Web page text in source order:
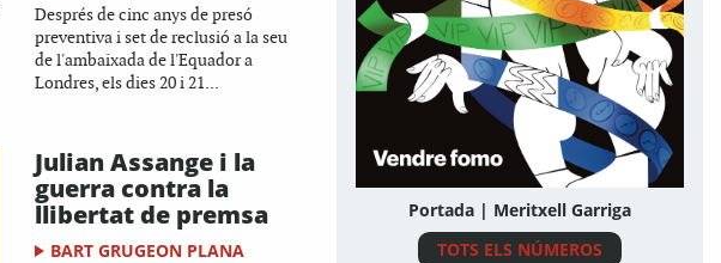
Després de cinc anys de presó
preventiva i set de reclusió a la seu
de l'ambaixada de l'Equador a
Londres, els dies 20 i 21...
Julian Assange i la
guerra contra la
llibertat de premsa
BART GRUGEON PLANA
Portada | Meritxell Garriga
TOTS ELS NÚMEROS